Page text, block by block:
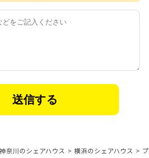
神奈川のシェアハウス > 横浜のシェアハウス >